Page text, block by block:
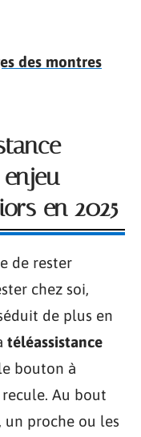
des montres
en 2025
de rester
chez soi,
de plus en
téléassistance
bouton à
recule. Au bout
proche ou les